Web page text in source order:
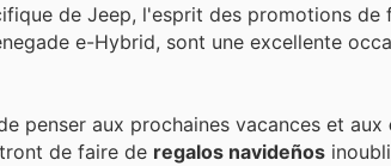
de Jeep, l'esprit des promotions de
e-Hybrid, sont une excellente
penser aux prochaines vacances et aux
de faire de regalos navideños